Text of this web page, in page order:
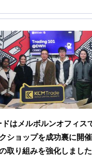
はメルボルンオフィス
ショップを成功裏に開催
取り組みを強化しました